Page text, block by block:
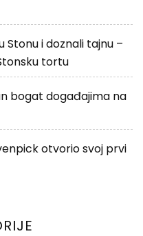
Stonu i doznali tajnu –
tortu
bogat događajima na
otvorio svoj prvi